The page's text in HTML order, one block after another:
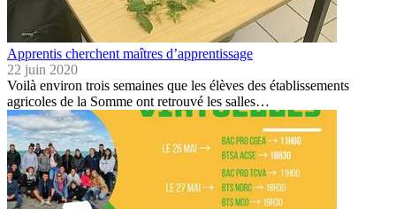
Apprentis cherchent maîtres d’apprentissage
22 juin 2020
Voilà environ trois semaines que les élèves des établissements
agricoles de la Somme ont retrouvé les salles…